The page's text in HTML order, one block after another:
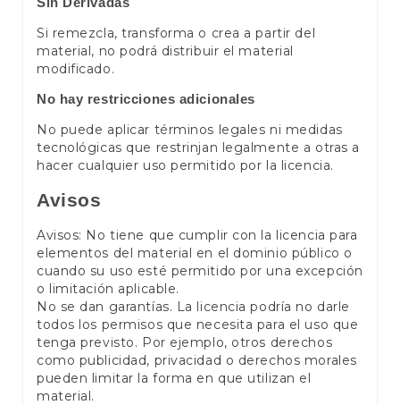
Si remezcla, transforma o crea a partir del
material, no podrá distribuir el material
modificado.
No hay restricciones adicionales
No puede aplicar términos legales ni medidas
tecnológicas que restrinjan legalmente a otras a
hacer cualquier uso permitido por la licencia.
Avisos
Avisos: No tiene que cumplir con la licencia para
elementos del material en el dominio público o
cuando su uso esté permitido por una excepción
o limitación aplicable.
No se dan garantías. La licencia podría no darle
todos los permisos que necesita para el uso que
tenga previsto. Por ejemplo, otros derechos
como publicidad, privacidad o derechos morales
pueden limitar la forma en que utilizan el
material.